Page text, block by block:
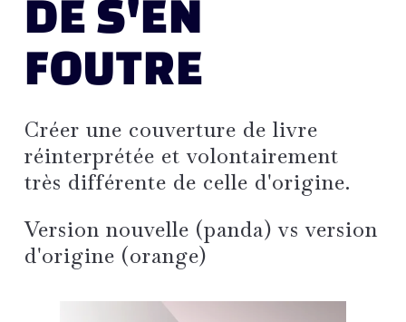
DE S'EN
FOUTRE
Créer une couverture de livre
réinterprétée et volontairement
très différente de celle d'origine.
Version nouvelle (panda)vs version
d'origine (orange)